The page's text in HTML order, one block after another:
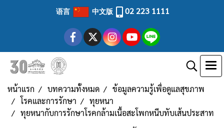
语言 中文版 02 223 1111
หน้าแรก บทความทั้งหมด
ข้อมูลความรู้เพื่อดูแลสุขภาพ
โรคและการรักษา
ทุยหนา
ทุยหนากับการรักษาโรคกล้ามเนื้อสะโพกหนีบทับเส้นประสาท